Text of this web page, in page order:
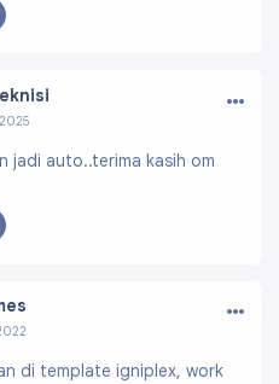
…
jadi auto..terima kasih om
…
di template igniplex, work